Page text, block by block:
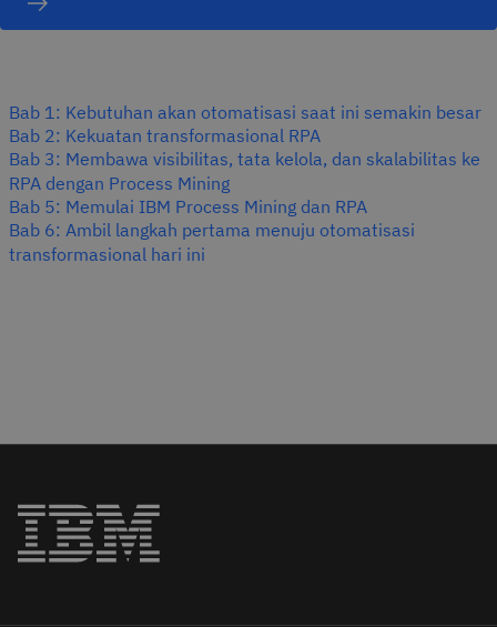
Bab 1: Kebutuhan akan otomatisasi saat ini semakin besar
Bab 2: Kekuatan transformasional RPA
Bab 3: Membawa visibilitas, tata kelola, dan skalabilitas ke
RPA dengan Process Mining
Bab 5: Memulai IBM Process Mining dan RPA
Bab 6: Ambil langkah pertama menuju otomatisasi
transformasional hari ini